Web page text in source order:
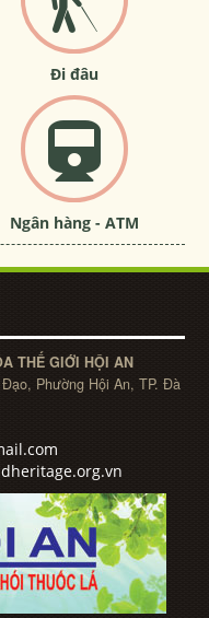
Đi đâu
Ngân hàng - ATM
THẾ GIỚI HỘI AN
Phường Hội An, TP. Đà